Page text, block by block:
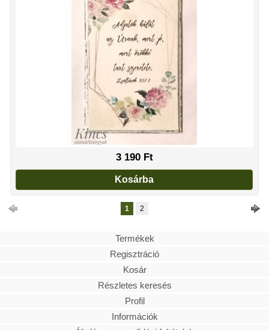
3 190Ft
Kosárba
1 2
Termékek
Regisztráció
Kosár
Részletes keresés
Profil
Információk